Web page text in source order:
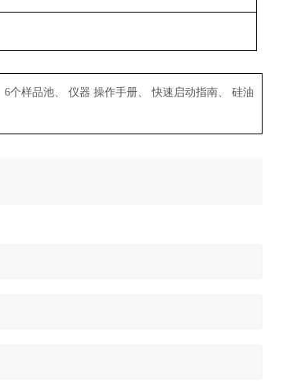
6个样品池、 仪器 操作手册、 快速启动指南、 硅油